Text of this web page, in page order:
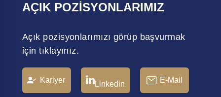
AÇIK POZİSYONLARIMIZ
Açık pozisyonlarımızı görüp başvurmak
için tıklayınız.
Kariyer Linkedin E-Mail